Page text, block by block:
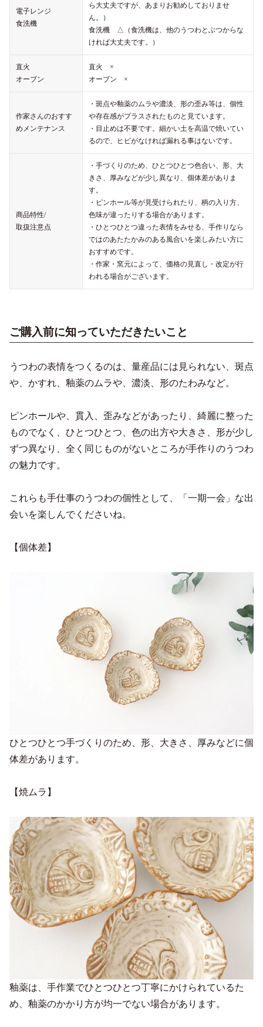
電子レンジ
食洗機
ら大丈夫ですが、あまりお勧めしておりませ
ん。）
食洗機 △（食洗機は、他のうつわとぶつからな
ければ大丈夫です。）
直火
オーブン
直火 ×
オーブン ×
作家さんのおすす
めメンテナンス
・斑点や釉薬のムラや濃淡、形の歪み等は、個性
や存在感がプラスされたものと見ています。
・目止めは不要です。細かい土を高温で焼いてい
るので、ヒビがなければ漏れる事はないです。
商品特性/
取扱注意点
・手づくりのため、ひとつひとつ色合い、形、大
きさ、厚みなどが少し異なり、個体差がありま
す。
・ピンホール等が見受けられたり、柄の入り方、
色味が違ったりする場合があります。
・ひとつひとつ違った表情をみせる、手作りなら
ではのあたたかみのある風合いを楽しみたい方に
おすすめです。
・作家・窯元によって、価格の見直し・改定が行
われる場合がございます。
ご購入前に知っていただきたいこと
うつわの表情をつくるのは、量産品には見られない、斑点
や、かすれ、釉薬のムラや、濃淡、形のたわみなど。
ピンホールや、貫入、歪みなどがあったり、綺麗に整った
ものでなく、ひとつひとつ、色の出方や大きさ、形が少し
ずつ異なり、全く同じものがないところが手作りのうつわ
の魅力です。
これらも手仕事のうつわの個性として、「一期一会」な出
会いを楽しんでくださいね。
【個体差】
ひとつひとつ手づくりのため、形、大きさ、厚みなどに個
体差があります。
【焼ムラ】
釉薬は、手作業でひとつひとつ丁寧にかけられているた
め、釉薬のかかり方が均一でない場合があります。